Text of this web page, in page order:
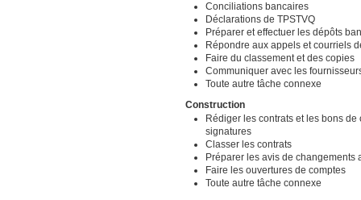
Conciliations bancaires
Déclarations de TPSTVQ
Préparer et effectuer les dépôts
Répondre aux appels et courriels
Faire du classement et des copies
Communiquer avec les
Toute autre tâche connexe
Construction
Rédiger les contrats et les bons
signatures
Classer les contrats
Préparer les avis de changements
Faire les ouvertures de comptes
Toute autre tâche connexe